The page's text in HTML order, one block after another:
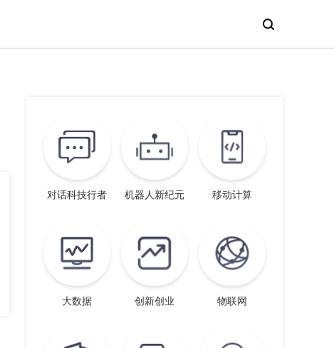
对话科技行者 机器人新纪元 移动计算
大数据 创新创业 物联网